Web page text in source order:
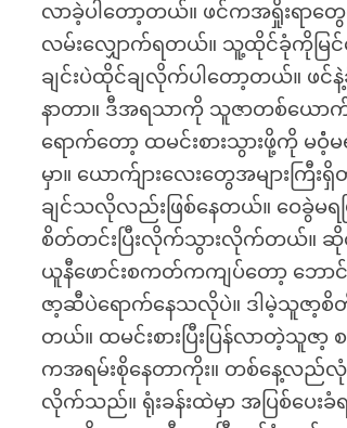
လာခဲ့ပါတော့တယ်။ ဖင်ကအရှိုးရာတွေ
လမ်းလျှောက်ရတယ်။ သူ့ထိုင်ခုံကိုမြင်တ
ချင်းပဲထိုင်ချလိုက်ပါတော့တယ်။
နာတာ။ ဒီအရသာကို သူဇာတစ်ယော
ရောက်တော့ ထမင်းစားသွားဖို့ကို မဝံံ့
မှာ။ ယောက်ျားလေးတွေအများက
ချင်သလိုလည်းဖြစ်နေတယ်။ ဝေခွဲမရ
စိတ်တင်းပြီးလိုက်သွားလိုက်တယ်။ ဆိုင်
ယူနီဖောင်းစကတ်ကကျပ်တော့ ဘေ
ဇာ့ဆီပဲရောက်နေသလိုပဲ။ ဒါမဲ့သူဇာ့
တယ်။ ထမင်းစားပြီးပြန်လာတဲ့သူ
ကအရမ်းစိုနေတာကိုး။ တစ်နေ့လည်လုံး
လိုက်သည်။ ရုံးခန်းထဲမှာ အပြစ်ပေ